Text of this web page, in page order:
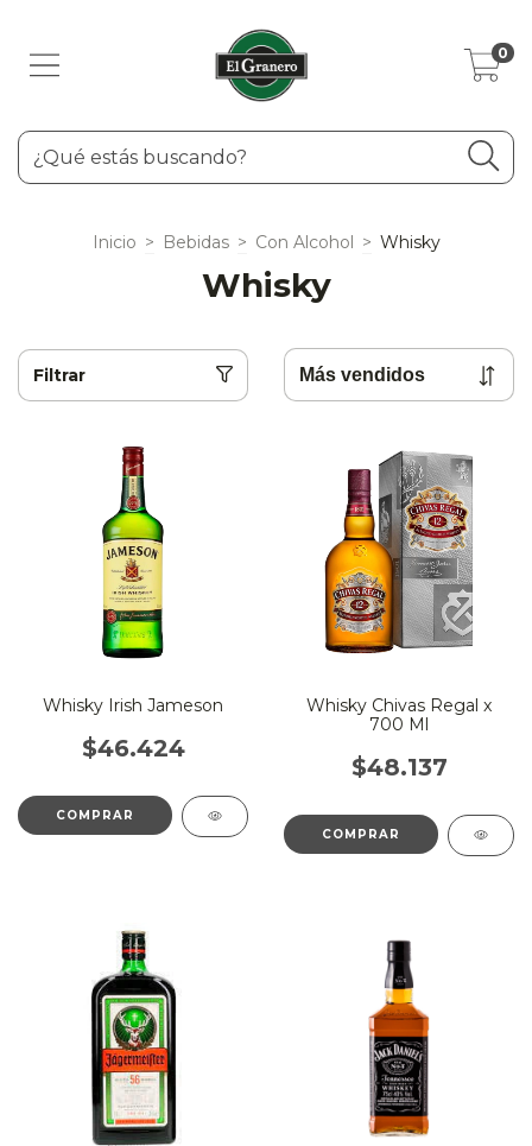
0
Inicio > Bebidas > Con Alcohol > Whisky
Whisky
Filtrar
Whisky Irish Jameson
$46.424
Whisky Chivas Regal x
700 Ml
$48.137